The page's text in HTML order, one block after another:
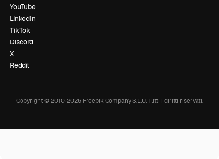
YouTube
LinkedIn
TikTok
Discord
X
Reddit
Copyright © 2010-2026Freepik Company S.L.U. Tutti i diritti riservati.